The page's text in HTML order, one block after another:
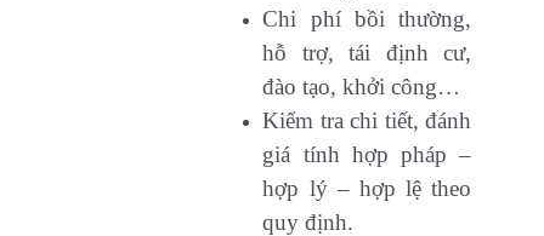
Chi phí bồi thường,
hỗ trợ, tái định cư,
đào tạo, khởi công…
Kiểm tra chi tiết, đánh
giá tính hợp pháp –
hợp lý – hợp lệ theo
quy định.